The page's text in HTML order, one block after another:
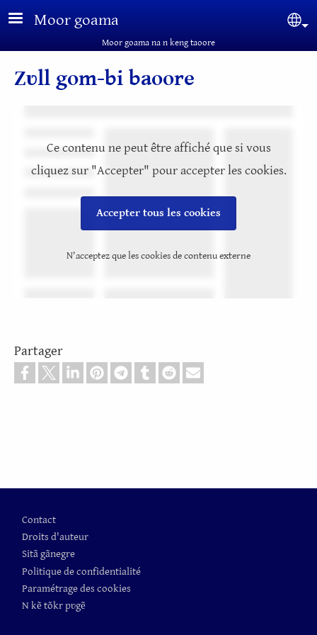
Aller au contenu principal
Moor goama
Moor goama na n keng taoore
Zʋll gom-bi baoore
Ce contenu ne peut être affiché que si vous
cliquez sur "Accepter" pour accepter les cookies.
Accepter tous les cookies
N'acceptez que les cookies de contenu externe
Partager
Contact
Droits d'auteur
Sitã gãnegre
Politique de confidentialité
Paramétrage des cookies
N kẽ tõkr pʋgẽ